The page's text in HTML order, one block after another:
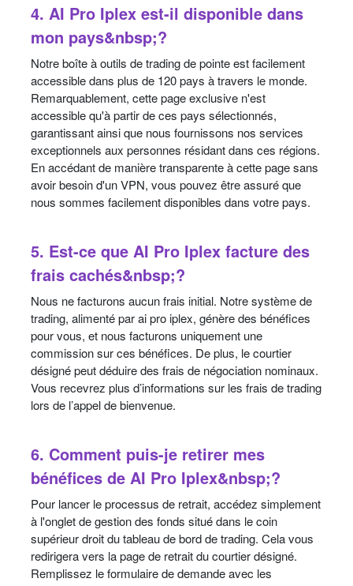
4. AI Pro Iplex est-il disponible dans
mon pays&nbsp;?
Notre boîte à outils de trading de pointe est facilement
accessible dans plus de 120 pays à travers le monde.
Remarquablement, cette page exclusive n'est
accessible qu'à partir de ces pays sélectionnés,
garantissant ainsi que nous fournissons nos services
exceptionnels aux personnes résidant dans ces régions.
En accédant de manière transparente à cette page sans
avoir besoin d'un VPN, vous pouvez être assuré que
nous sommes facilement disponibles dans votre pays.
5. Est-ce que AI Pro Iplex facture des
frais cachés&nbsp;?
Nous ne facturons aucun frais initial. Notre système de
trading, alimenté par ai pro iplex, génère des bénéfices
pour vous, et nous facturons uniquement une
commission sur ces bénéfices. De plus, le courtier
désigné peut déduire des frais de négociation nominaux.
Vous recevrez plus d’informations sur les frais de trading
lors de l’appel de bienvenue.
6. Comment puis-je retirer mes
bénéfices de AI Pro Iplex&nbsp;?
Pour lancer le processus de retrait, accédez simplement
à l'onglet de gestion des fonds situé dans le coin
supérieur droit du tableau de bord de trading. Cela vous
redirigera vers la page de retrait du courtier désigné.
Remplissez le formulaire de demande avec les